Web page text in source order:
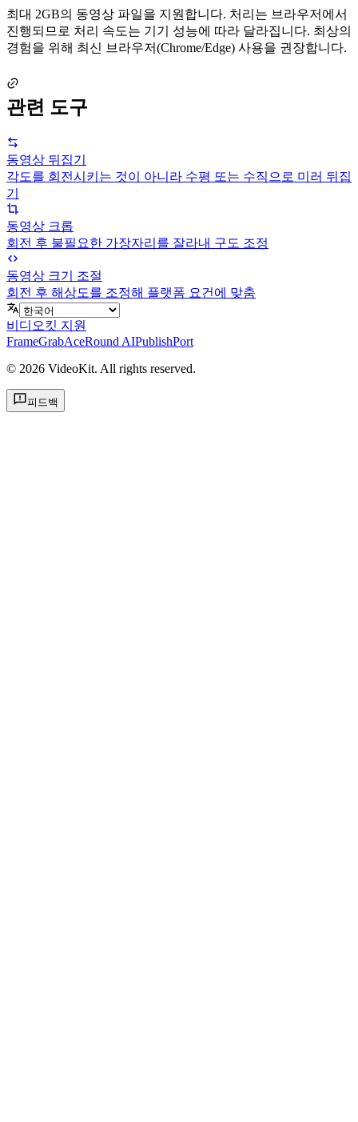
최대 2GB의 동영상 파일을 지원합니다. 처리는 브라우저에서
진행되므로 처리 속도는 기기 성능에 따라 달라집니다. 최상의
경험을 위해 최신 브라우저(Chrome/Edge) 사용을 권장합니다.
관련 도구
동영상 뒤집기
각도를 회전시키는 것이 아니라 수평 또는 수직으로 미러 뒤집
기
동영상 크롭
회전 후 불필요한 가장자리를 잘라내 구도 조정
동영상 크기 조절
회전 후 해상도를 조정해 플랫폼 요건에 맞춤
비디오킷 지원
FrameGrabAceRound AIPublishPort
© 2026 VideoKit. All rights reserved.
피드백